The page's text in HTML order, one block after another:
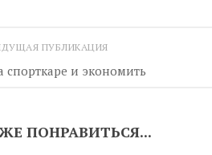
ПУБЛИКАЦИЯ
спорткаре и экономить
ПОНРАВИТЬСЯ...